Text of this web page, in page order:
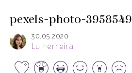
pexels-photo-3958549
30.05.2020
Lu Ferreira